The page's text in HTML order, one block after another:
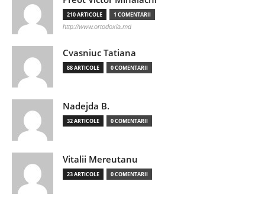
210 ARTICOLE 1 COMENTARII
http://www.ortodoxia.md
Cvasniuc Tatiana
88 ARTICOLE 0 COMENTARII
Nadejda B.
32 ARTICOLE 0 COMENTARII
Vitalii Mereutanu
23 ARTICOLE 0 COMENTARII